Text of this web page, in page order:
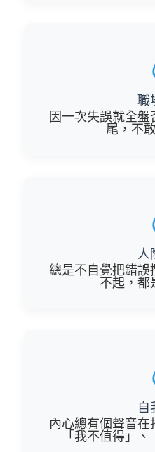
職
因一次失誤就全
尾，不
人
總是不自覺把錯
不起，都
自
內心總有個聲音在
「我不值得」